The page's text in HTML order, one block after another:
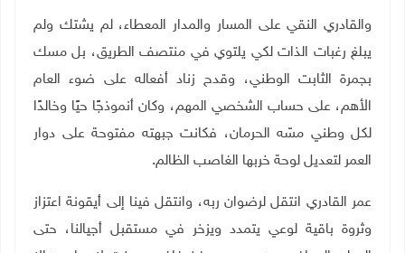
والقادري النقي على المسار والمدار المعطاء، لم يشتك ولم
يبلغ رغبات الذات لكي يلتوي في منتصف الطريق، بل مسك
بجمرة الثابت الوطني، وقدح زناد أفعاله على ضوء العام
الأهم، على حساب الشخصي المهم، وكان أنموذجًا حيًا وخالدًا
لكل وطني مسّه الحرمان، فكانت جبهته مفتوحة على دوار
العمر لتعديل لوحة خربها الغاصب الظالم.
عمر القادري انتقل لرضوان ربه، وانتقل فينا إلى أيقونة اعتزاز
وثروة باقية لوعي يتمدد ويزخر في مستقبل أجيالنا، حتى